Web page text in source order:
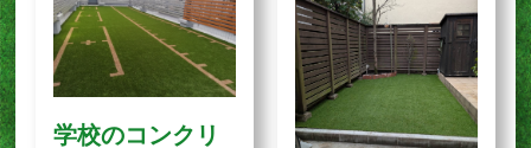
学校のコンクリ